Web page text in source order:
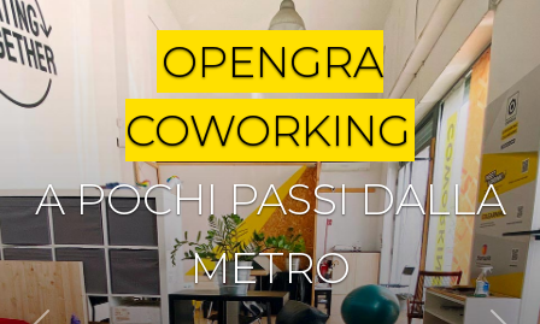
OPENGRA
COWORKING
A POCHI PASSI DALLA
METRO